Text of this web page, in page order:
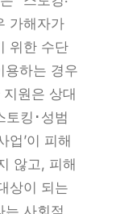
가해자가
위한 수단
용하는 경우
원은 상대
토킹･성범
업’이 피해
않고, 피해
상이 되는
는 사회적